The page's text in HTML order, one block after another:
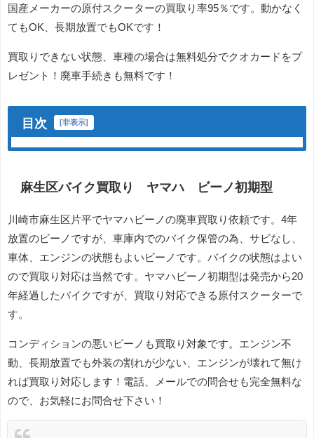
国産メーカーの原付スクーターの買取り率95％です。動かなく
てもOK、長期放置でもOKです！
買取りできない状態、車種の場合は無料処分でクオカードをプ
レゼント！廃車手続きも無料です！
目次 [非表示]
麻生区バイク買取り ヤマハ ビーノ初期型
川崎市麻生区片平でヤマハビーノの廃車買取り依頼です。4年
放置のビーノですが、車庫内でのバイク保管の為、サビなし、
車体、エンジンの状態もよいビーノです。バイクの状態はよい
ので買取り対応は当然です。ヤマハビーノ初期型は発売から20
年経過したバイクですが、買取り対応できる原付スクーターで
す。
コンディションの悪いビーノも買取り対象です。エンジン不
動、長期放置でも外装の割れが少ない、エンジンが壊れて無け
れば買取り対応します！電話、メールでの問合せも完全無料な
ので、お気軽にお問合せ下さい！